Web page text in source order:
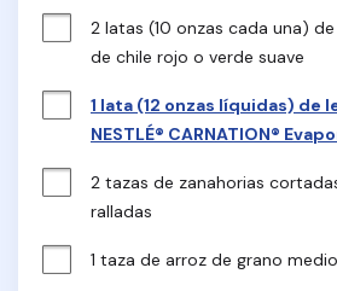
2 latas (10 onzas cada una)
de chile rojo o verde suave
1 lata (12 onzas líquidas) de
NESTLÉ® CARNATION®
2 tazas de zanahorias
ralladas
1 taza de arroz de grano